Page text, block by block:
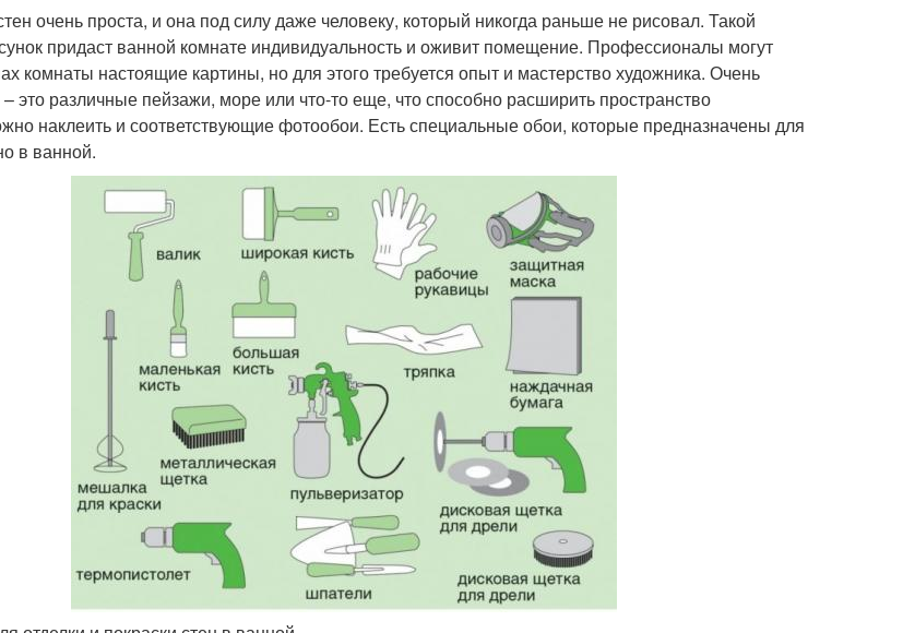
очень проста, и она под силу даже человеку, который никогда раньше не рисовал. Такой
придаст ванной комнате индивидуальность и оживит помещение. Профессионалы могут
комнаты настоящие картины, но для этого требуется опыт и мастерство художника. Очень
это различные пейзажи, море или что-то еще, что способно расширить пространство
наклеить и соответствующие фотообои. Есть специальные обои, которые предназначены для
в ванной.